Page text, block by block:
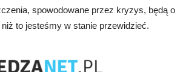
spowodowane przez kryzys, będą o
to jesteśmy w stanie przewidzieć.